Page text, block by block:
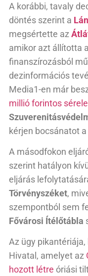
A korábbi, tavaly
döntés szerint a
megsértette az
amikor azt állította
finanszírozásból
dezinformációs
Media1-en már
millió forintos
kérjen bocsánatot
A másodfokon
szerint hatályon
eljárás
Törvényszéket,
szempontból sem
Fővárosi Ítélőtábla
Az ügy
Hivatal, amelyet az
hozott létre óriási